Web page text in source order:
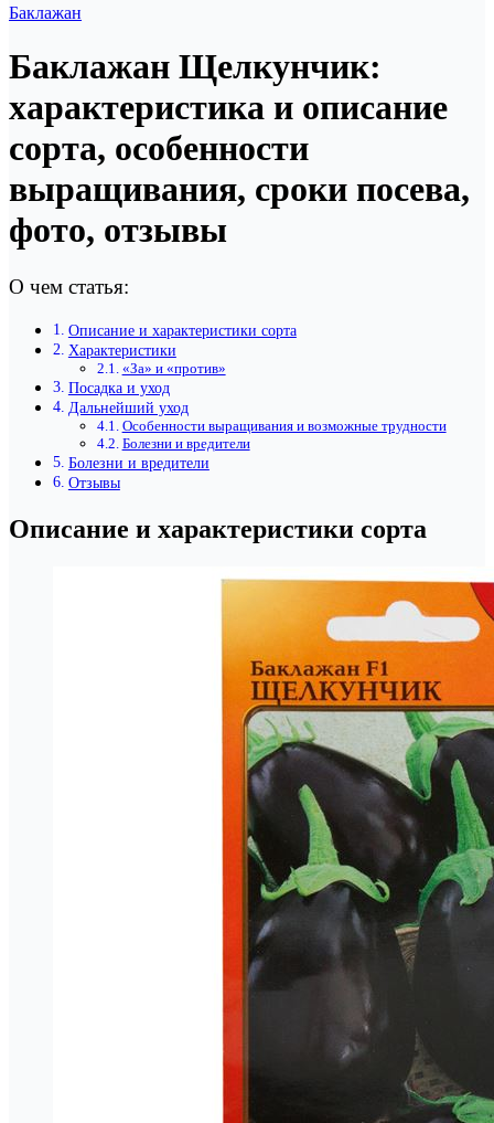
Баклажан
Баклажан Щелкунчик:
характеристика и описание
сорта, особенности
выращивания, сроки посева,
фото, отзывы
О чем статья:
Описание и характеристики сорта
Характеристики
«За» и «против»
Посадка и уход
Дальнейший уход
Особенности выращивания и возможные трудности
Болезни и вредители
Болезни и вредители
Отзывы
Описание и характеристики сорта